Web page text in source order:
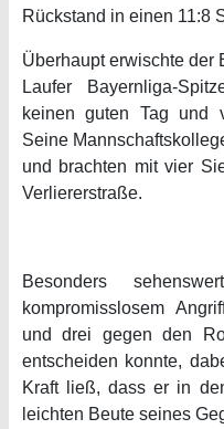
Rückstand in einen 11:8
Überhaupt erwischte der
Laufer Bayernliga-
keinen guten Tag und
Seine
und brachten mit vier
Verliererstraße.
Besonders
kompromisslosem
und drei gegen den
entscheiden konnte,
Kraft ließ, dass er in
leichten Beute seines